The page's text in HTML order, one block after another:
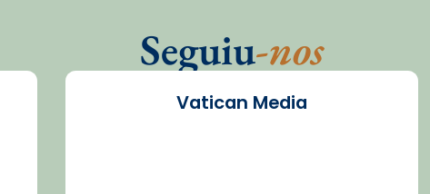
Seguiu-nos
Vatican Media